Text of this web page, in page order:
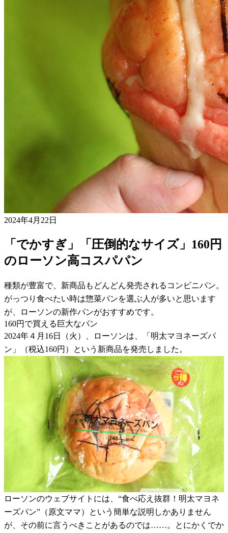
2024年4月22日
「でかすぎ」「圧倒的なサイズ」160円
のローソン高コスパパン
種類が豊富で、新商品もどんどん発売されるコンビニパン。
がっつり食べたい時は惣菜パンを選ぶ人が多いと思います
が、ローソンの新作パンがおすすめです。
160円で買える巨大なパン
2024年４月16日（火）、ローソンは、「明太マヨネーズパ
ン」（税込160円）という新商品を発売しました。
ローソンのウェブサイトには、“食べ応え抜群！明太マヨネ
ーズパン”（原文ママ）という簡単な説明しかありません
が、その前に言うべきことがあるのでは……。とにかくでか